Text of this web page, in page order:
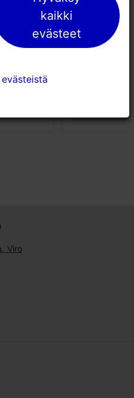
Piritan
hiihtoladut
Viro
kaikki
evästeet
kaikki
evästeet